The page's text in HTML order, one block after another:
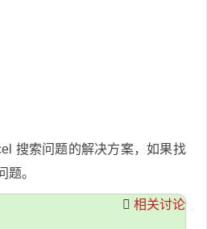
搜索问题的解决方案，如果找
题。
相关讨论